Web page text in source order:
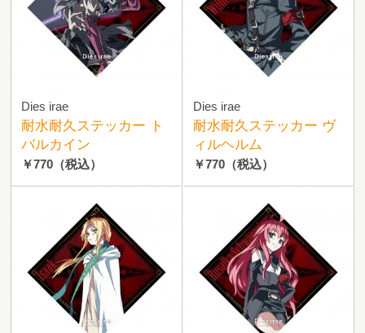
Dies irae
耐水耐久ステッカー ト
バルカイン
￥770 （税込）
Dies irae
耐水耐久ステッカー ヴ
ィルヘルム
￥770（税込）